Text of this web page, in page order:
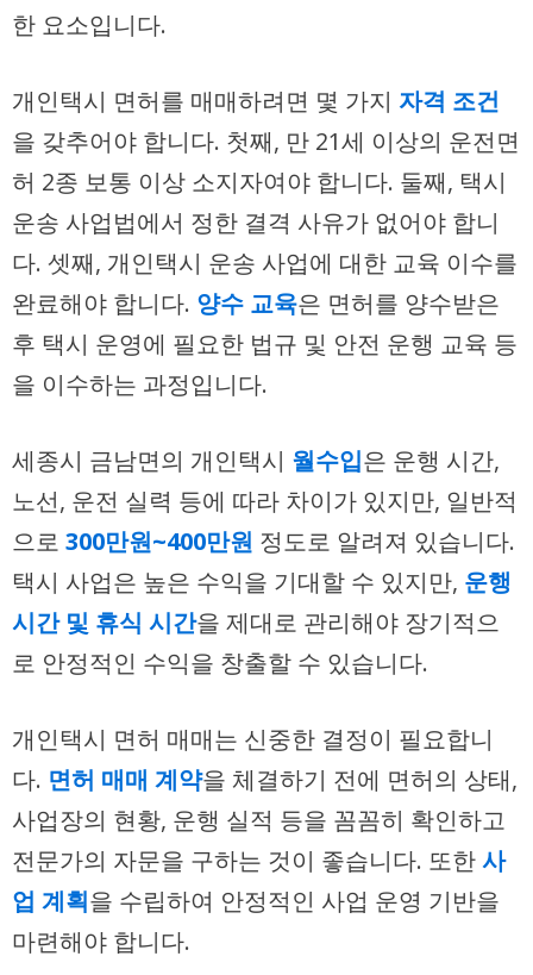
한 요소입니다.
개인택시 면허를 매매하려면 몇 가지 자격 조건
을 갖추어야 합니다. 첫째, 만 21세 이상의 운전면
허 2종 보통 이상 소지자여야 합니다. 둘째, 택시
운송 사업법에서 정한 결격 사유가 없어야 합니
다. 셋째, 개인택시 운송 사업에 대한 교육 이수를
완료해야 합니다. 양수 교육은 면허를 양수받은
후 택시 운영에 필요한 법규 및 안전 운행 교육 등
을 이수하는 과정입니다.
세종시 금남면의 개인택시 월수입은 운행 시간,
노선, 운전 실력 등에 따라 차이가 있지만, 일반적
으로 300만원~400만원 정도로 알려져 있습니다.
택시 사업은 높은 수익을 기대할 수 있지만, 운행
시간 및 휴식 시간을 제대로 관리해야 장기적으
로 안정적인 수익을 창출할 수 있습니다.
개인택시 면허 매매는 신중한 결정이 필요합니
다. 면허 매매 계약을 체결하기 전에 면허의 상태,
사업장의 현황, 운행 실적 등을 꼼꼼히 확인하고
전문가의 자문을 구하는 것이 좋습니다. 또한사
업 계획을 수립하여 안정적인 사업 운영 기반을
마련해야 합니다.